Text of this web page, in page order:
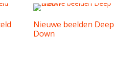
Nieuwe beelden Deep
Down